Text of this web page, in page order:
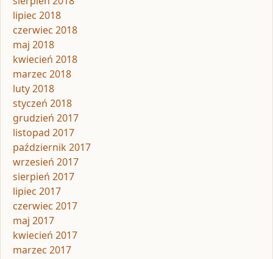
lipiec 2018
czerwiec 2018
maj 2018
kwiecień 2018
marzec 2018
luty 2018
styczeń 2018
grudzień 2017
listopad 2017
październik 2017
wrzesień 2017
sierpień 2017
lipiec 2017
czerwiec 2017
maj 2017
kwiecień 2017
marzec 2017